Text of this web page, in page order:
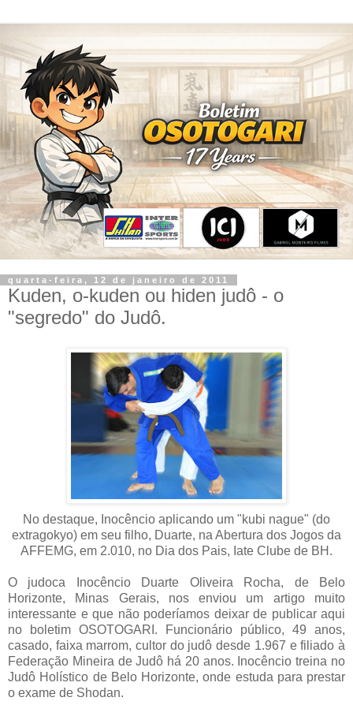
quarta-feira, 12 de janeiro de 2011
Kuden, o-kuden ou hiden judô - o
"segredo" do Judô.
No destaque, Inocêncio aplicando um "kubi nague" (do
extragokyo) em seu filho, Duarte, na Abertura dos Jogos da
AFFEMG, em 2.010, no Dia dos Pais, Iate Clube de BH.
O judoca Inocêncio Duarte Oliveira Rocha, de Belo
Horizonte, Minas Gerais, nos enviou um artigo muito
interessante e que não poderíamos deixar de publicar aqui
no boletim OSOTOGARI. Funcionário público, 49 anos,
casado, faixa marrom, cultor do judô desde 1.967 e filiado à
Federação Mineira de Judô há 20 anos. Inocêncio treina no
Judô Holístico de Belo Horizonte, onde estuda para prestar
o exame de Shodan.